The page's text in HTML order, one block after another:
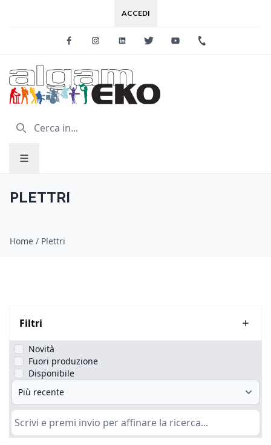
ACCEDI
FacebookInstagramLinkedinTwitter Youtube
PLETTRI
Home / Plettri
Filtri
Novità
Fuori produzione
Disponibile